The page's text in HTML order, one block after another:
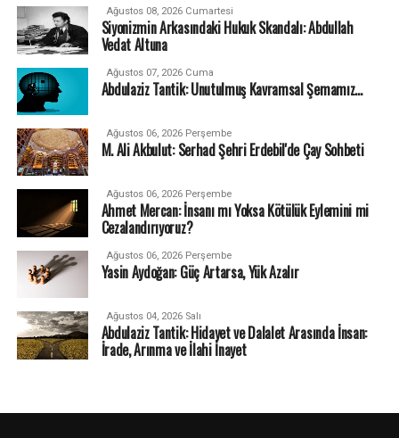
Ağustos 08, 2026 Cumartesi
Siyonizmin Arkasındaki Hukuk Skandalı: Abdullah
Vedat Altuna
Ağustos 07, 2026 Cuma
Abdulaziz Tantik: Unutulmuş Kavramsal Şemamız…
Ağustos 06, 2026 Perşembe
M. Ali Akbulut: Serhad Şehri Erdebil'de Çay Sohbeti
Ağustos 06, 2026 Perşembe
Ahmet Mercan: İnsanı mı Yoksa Kötülük Eylemini mi
Cezalandırıyoruz?
Ağustos 06, 2026 Perşembe
Yasin Aydoğan: Güç Artarsa, Yük Azalır
Ağustos 04, 2026 Salı
Abdulaziz Tantik: Hidayet ve Dalalet Arasında İnsan:
İrade, Arınma ve İlahi İnayet